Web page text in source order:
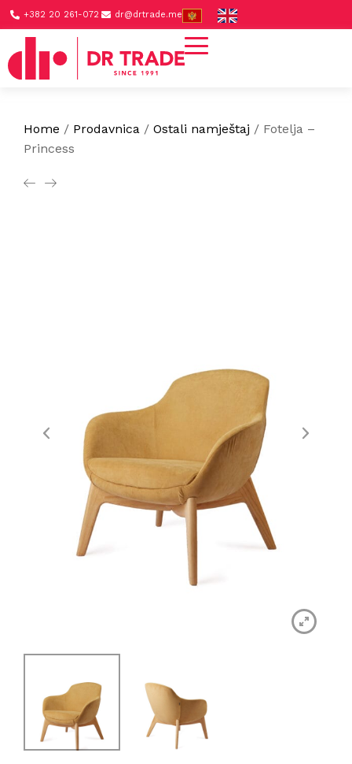
+382 20 261-072 dr@drtrade.me
Home / Prodavnica / Ostali namještaj / Fotelja –
Princess